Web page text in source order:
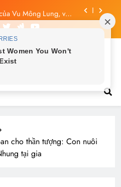
Vu Mông Lung, vừa
nghiệm bị “rò rỉ” dư
Nguyệt’, nghi Uông
cầu cứu trênhổi
cho thần tượng: Con nuôi
tại gia